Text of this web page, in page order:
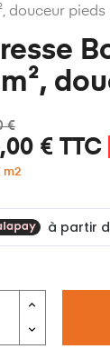
douceur pieds
€
€ TTC
m2